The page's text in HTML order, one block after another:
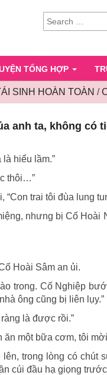
SEARCH
FOR:
TỔNG HỢP
SINH HOÀN TOÀN /
anh ta, không có
là hiểu lầm.”
thôi…”
“Con trai tôi đùa lung
nhưng bị Cố Hoài
Hoài Sâm an ủi.
trong. Cố Nghiệp
ông cũng bị liên lụy.”
là được rồi.”
ăn một bữa cơm, tôi
trong lòng có chút
cúi đầu hạ giọng